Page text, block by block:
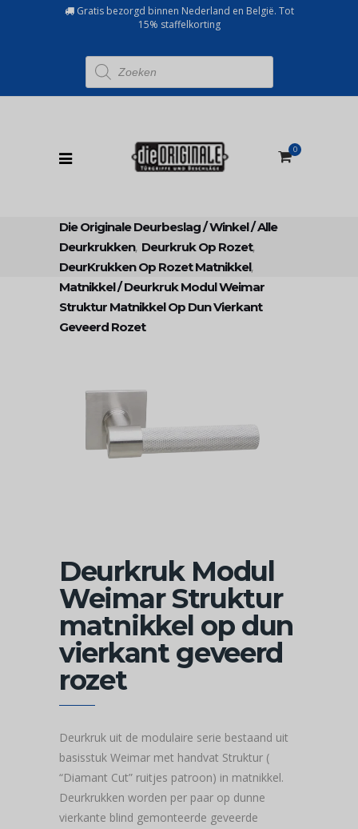
Gratis bezorgd binnen Nederland en België. Tot
15% staffelkorting
Producten
zoeken
0
Die Originale Deurbeslag/Winkel/Alle
Deurkrukken, Deurkruk Op Rozet,
DeurKrukken Op Rozet Matnikkel,
Matnikkel/Deurkruk Modul Weimar
Struktur Matnikkel Op Dun Vierkant
Geveerd Rozet
Deurkruk Modul
Weimar Struktur
matnikkel op dun
vierkant geveerd
rozet
Deurkruk uit de modulaire serie bestaand uit
basisstuk Weimar met handvat Struktur (
“Diamant Cut” ruitjes patroon) in matnikkel.
Deurkrukken worden per paar op dunne
vierkante blind gemonteerde geveerde